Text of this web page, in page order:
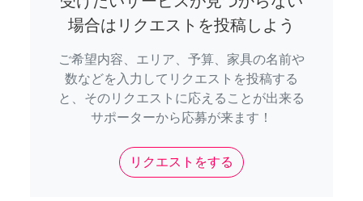
場合はリクエストを投稿しよう
ご希望内容、エリア、予算、家具の名前や
数などを入力してリクエストを投稿する
と、そのリクエストに応えることが出来る
サポーターから応募が来ます！
リクエストをする